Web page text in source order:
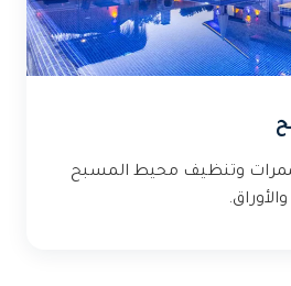
وتنظيف محيط المسبح